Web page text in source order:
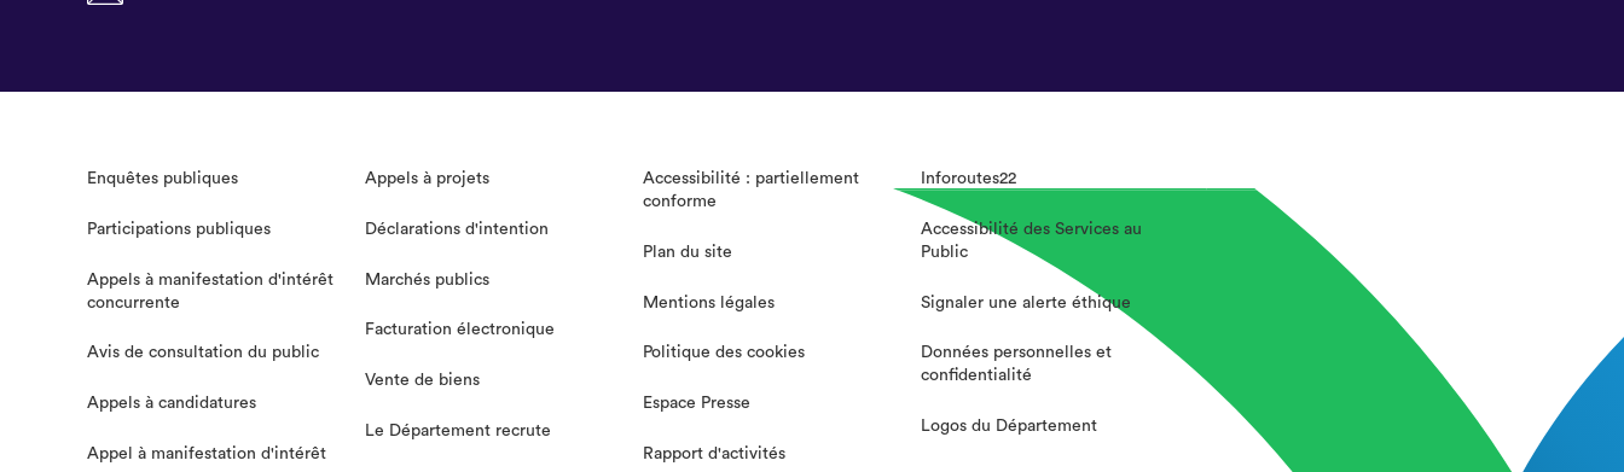
Enquêtes publiques
Participations publiques
Appels à manifestation d'intérêt
concurrente
Avis de consultation du public
Appels à candidatures
Appel à manifestation d'intérêt
Appels à projets
Déclarations d'intention
Marchés publics
Facturation électronique
Vente de biens
Le Département recrute
Accessibilité : partiellement
conforme
Plan du site
Mentions légales
Politique des cookies
Espace Presse
Rapport d'activités
Inforoutes22
Accessibilité des Services au
Public
Signaler une alerte éthique
Données personnelles et
confidentialité
Logos du Département